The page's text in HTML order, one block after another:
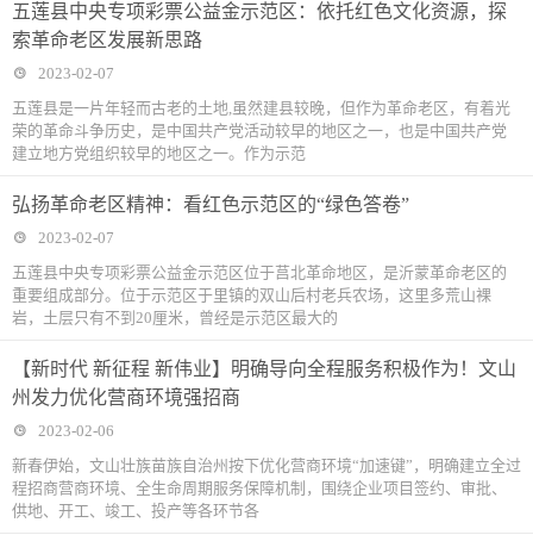
五莲县中央专项彩票公益金示范区：依托红色文化资源，探
索革命老区发展新思路
2023-02-07
五莲县是一片年轻而古老的土地,虽然建县较晚，但作为革命老区，有着光
荣的革命斗争历史，是中国共产党活动较早的地区之一，也是中国共产党
建立地方党组织较早的地区之一。作为示范
弘扬革命老区精神：看红色示范区的“绿色答卷”
2023-02-07
五莲县中央专项彩票公益金示范区位于莒北革命地区，是沂蒙革命老区的
重要组成部分。位于示范区于里镇的双山后村老兵农场，这里多荒山裸
岩，土层只有不到20厘米，曾经是示范区最大的
【新时代 新征程 新伟业】明确导向全程服务积极作为！文山
州发力优化营商环境强招商
2023-02-06
新春伊始，文山壮族苗族自治州按下优化营商环境“加速键”，明确建立全过
程招商营商环境、全生命周期服务保障机制，围绕企业项目签约、审批、
供地、开工、竣工、投产等各环节各